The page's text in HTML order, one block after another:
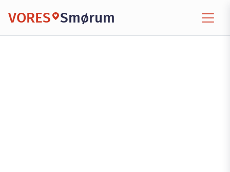
VORES Smørum